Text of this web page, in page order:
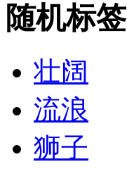
随机标签
壮阔
流浪
狮子